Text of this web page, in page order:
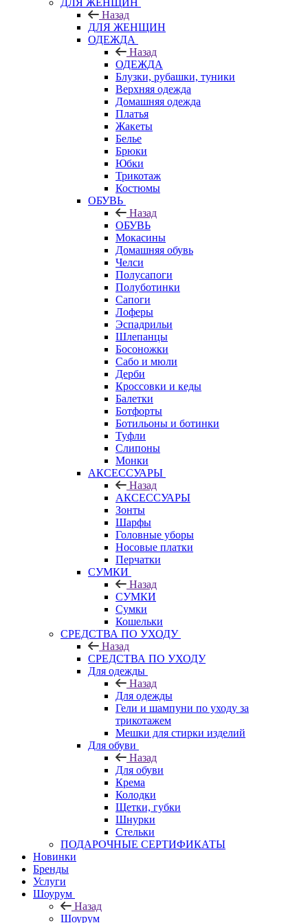
ДЛЯ ЖЕНЩИН
Назад
ДЛЯ ЖЕНЩИН
ОДЕЖДА
Назад
ОДЕЖДА
Блузки, рубашки, туники
Верхняя одежда
Домашняя одежда
Платья
Жакеты
Белье
Брюки
Юбки
Трикотаж
Костюмы
ОБУВЬ
Назад
ОБУВЬ
Мокасины
Домашняя обувь
Челси
Полусапоги
Полуботинки
Сапоги
Лоферы
Эспадрильи
Шлепанцы
Босоножки
Сабо и мюли
Дерби
Кроссовки и кеды
Балетки
Ботфорты
Ботильоны и ботинки
Туфли
Слипоны
Монки
АКСЕССУАРЫ
Назад
АКСЕССУАРЫ
Зонты
Шарфы
Головные уборы
Носовые платки
Перчатки
СУМКИ
Назад
СУМКИ
Сумки
Кошельки
CРЕДСТВА ПО УХОДУ
Назад
CРЕДСТВА ПО УХОДУ
Для одежды
Назад
Для одежды
Гели и шампуни по уходу за
трикотажем
Мешки для стирки изделий
Для обуви
Назад
Для обуви
Крема
Колодки
Щетки, губки
Шнурки
Стельки
ПОДАРОЧНЫЕ СЕРТИФИКАТЫ
Новинки
Бренды
Услуги
Шоурум
Назад
Шоурум